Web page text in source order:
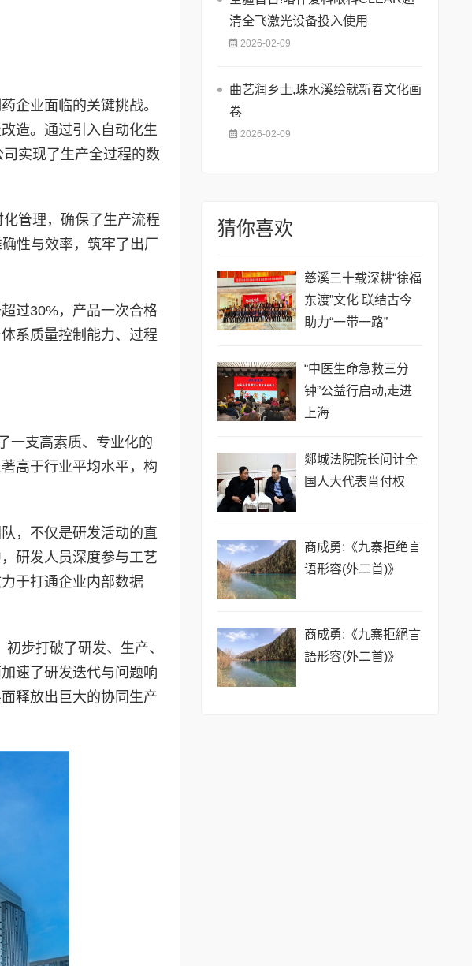
企业面临的关键挑战。
造。通过引入自动化生
实现了生产全过程的数
管理，确保了生产流程
性与效率，筑牢了出厂
过30%，产品一次合格
系质量控制能力、过程
一支高素质、专业化的
高于行业平均水平，构
，不仅是研发活动的直
研发人员深度参与工艺
于打通企业内部数据
步打破了研发、生产、
速了研发迭代与问题响
释放出巨大的协同生产
清全飞激光设备投入使用
2026-02-09
曲艺润乡土,珠水溪绘就新春文化画
卷
2026-02-09
猜你喜欢
慈溪三十载深耕“徐福
东渡”文化 联结古今
助力“一带一路”
“中医生命急救三分
钟”公益行启动,走进
上海
​郯城法院院长问计全
国人大代表肖付权
商成勇:《九寨拒绝言
语形容(外二首)》
商成勇:《九寨拒絕言
語形容(外二首)》